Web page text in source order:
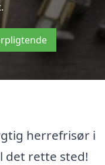
herrefrisør i
det rette sted!